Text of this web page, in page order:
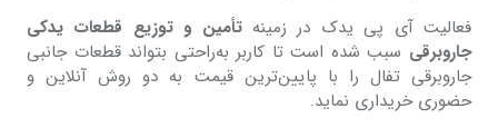
فعالیت آی پی یدک در زمینهتأمین و توزیع قطعات یدکی
جاروبرقی سبب شده است تا کاربر به‌راحتی بتواند قطعات جانبی
جاروبرقی تفال را با پایین‌ترین قیمت به دو روش آنلاین و
حضوری خریداری نماید.